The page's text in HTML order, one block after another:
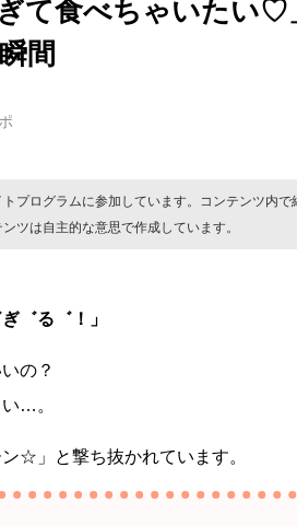
て食べちゃいたい♡
間
プログラムに参加しています。コンテンツ内
ツは自主的な意思で作成しています。
゛る゛！」
の？
…。
☆」と撃ち抜かれています。